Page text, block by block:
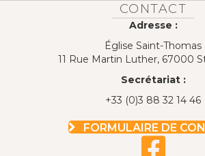
CONTACT
Adresse :
Église Saint-Thomas
11 Rue Martin Luther, 67000
Secrétariat :
+33 (0)3 88 32 14 46
FORMULAIRE DE